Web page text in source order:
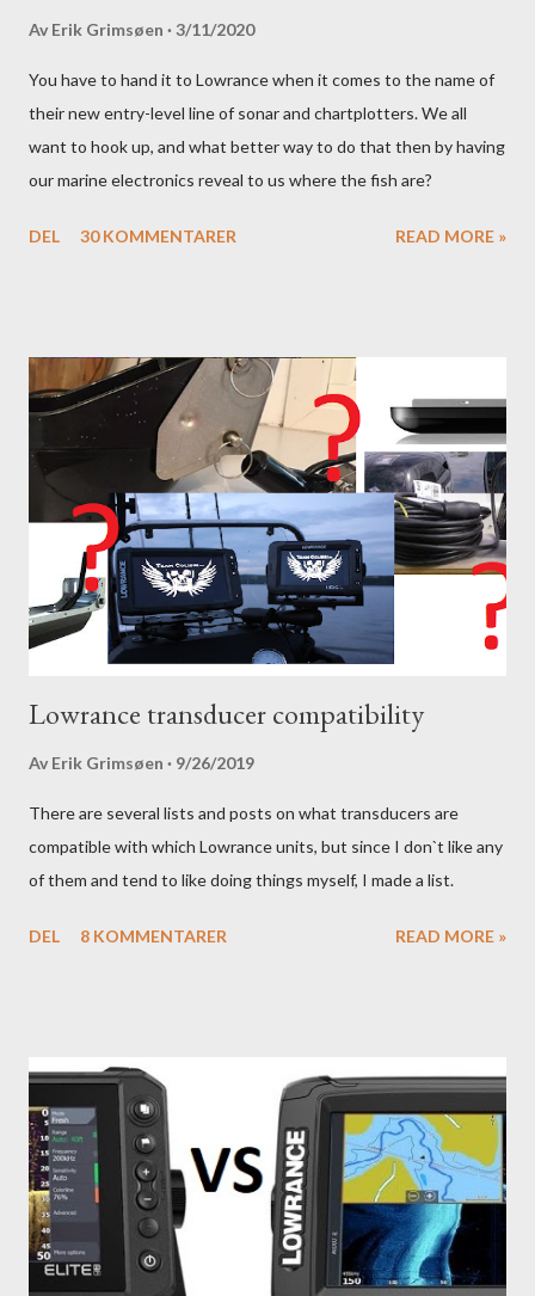
Av Erik Grimsøen 3/11/2020
You have to hand it to Lowrance when it comes to the name of
their new entry-level line of sonar and chartplotters. We all
want to hook up, and what better way to do that then by having
our marine electronics reveal to us where the fish are?
DEL 30 KOMMENTARER READ MORE »
Lowrance transducer compatibility
Av Erik Grimsøen 9/26/2019
There are several lists and posts on what transducers are
compatible with which Lowrance units, but since I don`t like any
of them and tend to like doing things myself, I made a list.
DEL 8 KOMMENTARER READ MORE »